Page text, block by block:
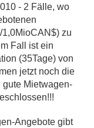
- 2 Fälle, wo
zu
Fall ist ein
(35Tage) von
jetzt noch die
gute Mietwagen-
Angebote gibt